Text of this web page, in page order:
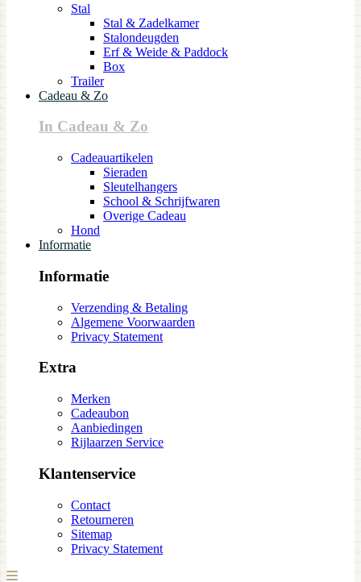
Stal
Stal & Zadelkamer
Stalondeugden
Erf & Weide & Paddock
Box
Trailer
Cadeau & Zo
In Cadeau & Zo
Cadeauartikelen
Sieraden
Sleutelhangers
School & Schrijfwaren
Overige Cadeau
Hond
Informatie
Informatie
Verzending & Betaling
Algemene Voorwaarden
Privacy Statement
Extra
Merken
Cadeaubon
Aanbiedingen
Rijlaarzen Service
Klantenservice
Contact
Retourneren
Sitemap
Privacy Statement